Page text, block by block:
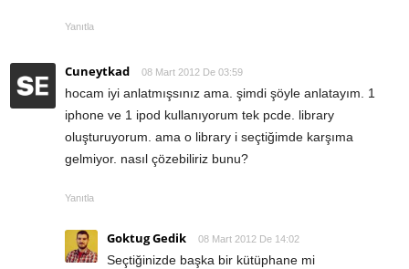
Yanıtla
Cuneytkad 08 Mart 2012 De 03:59
hocam iyi anlatmışsınız ama. şimdi şöyle anlatayım. 1
iphone ve 1 ipod kullanıyorum tek pcde. library
oluşturuyorum. ama o library i seçtiğimde karşıma
gelmiyor. nasıl çözebiliriz bunu?
Yanıtla
Goktug Gedik 08 Mart 2012 De 14:02
Seçtiğinizde başka bir kütüphane mi